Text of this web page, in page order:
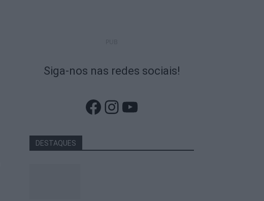
Siga-nos nas redes sociais!
Facebook
Instagram
YouTube
DESTAQUES